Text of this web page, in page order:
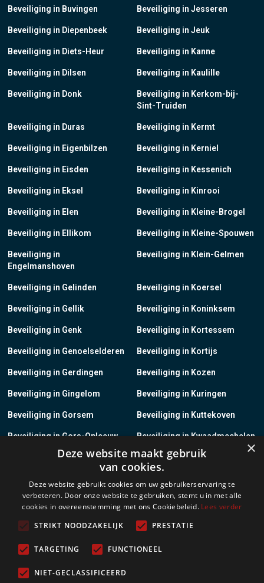
Beveiliging in Buvingen
Beveiliging in Diepenbeek
Beveiliging in Diets-Heur
Beveiliging in Dilsen
Beveiliging in Donk
Beveiliging in Duras
Beveiliging in Eigenbilzen
Beveiliging in Eisden
Beveiliging in Eksel
Beveiliging in Elen
Beveiliging in Ellikom
Beveiliging in
Engelmanshoven
Beveiliging in Gelinden
Beveiliging in Gellik
Beveiliging in Genk
Beveiliging in Genoelselderen
Beveiliging in Gerdingen
Beveiliging in Gingelom
Beveiliging in Gorsem
Beveiliging in Gors-Opleeuw
Beveiliging in Gotem
Beveiliging in Groot-Loon
Beveiliging in Grote-Brogel
Beveiliging in Grote-Spouwen
Beveiliging in Jesseren
Beveiliging in Jeuk
Beveiliging in Kanne
Beveiliging in Kaulille
Beveiliging in Kerkom-bij-
Sint-Truiden
Beveiliging in Kermt
Beveiliging in Kerniel
Beveiliging in Kessenich
Beveiliging in Kinrooi
Beveiliging in Kleine-Brogel
Beveiliging in Kleine-Spouwen
Beveiliging in Klein-Gelmen
Beveiliging in Koersel
Beveiliging in Koninksem
Beveiliging in Kortessem
Beveiliging in Kortijs
Beveiliging in Kozen
Beveiliging in Kuringen
Beveiliging in Kuttekoven
Beveiliging in Kwaadmechelen
Beveiliging in Lanaken
Beveiliging in Lauw
Beveiliging in Leopoldsburg
×
Deze website maakt gebruik
van cookies.
Deze website gebruikt cookies om uw gebruikerservaring te
verbeteren. Door onze website te gebruiken, stemt u in met alle
cookies in overeenstemming met ons Cookiebeleid. Lees verder
STRIKT NOODZAKELIJK
PRESTATIE
TARGETING FUNCTIONEEL
NIET-GECLASSIFICEERD